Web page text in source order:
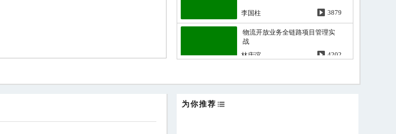
李国柱 3879
物流开放业务全链路项目管理实
战
林庆谊
4202
为你推荐